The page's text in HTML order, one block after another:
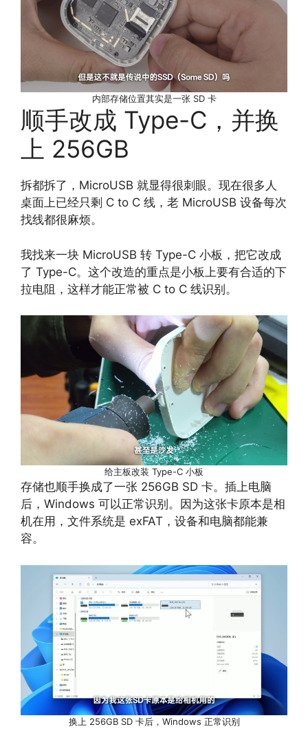
内部存储位置其实是一张 SD 卡
顺手改成 Type-C，并换
上 256GB
拆都拆了，MicroUSB 就显得很刺眼。现在很多人
桌面上已经只剩 C to C 线，老 MicroUSB 设备每次
找线都很麻烦。
我找来一块 MicroUSB 转 Type-C 小板，把它改成
了 Type-C。这个改造的重点是小板上要有合适的下
拉电阻，这样才能正常被 C to C 线识别。
给主板改装 Type-C 小板
存储也顺手换成了一张 256GB SD 卡。插上电脑
后，Windows 可以正常识别。因为这张卡原本是相
机在用，文件系统是 exFAT，设备和电脑都能兼
容。
换上 256GB SD 卡后，Windows 正常识别